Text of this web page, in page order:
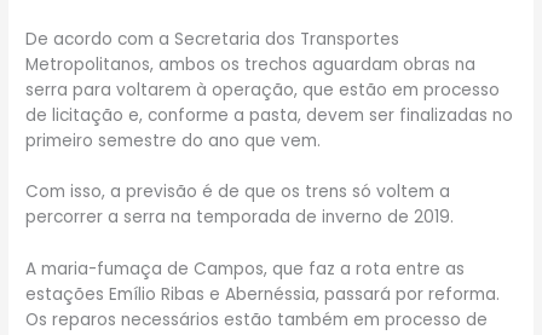
De acordo com a Secretaria dos Transportes
Metropolitanos, ambos os trechos aguardam obras na
serra para voltarem à operação, que estão em processo
de licitação e, conforme a pasta, devem ser finalizadas no
primeiro semestre do ano que vem.
Com isso, a previsão é de que os trens só voltem a
percorrer a serra na temporada de inverno de 2019.
A maria-fumaça de Campos, que faz a rota entre as
estações Emílio Ribas e Abernéssia, passará por reforma.
Os reparos necessários estão também em processo de